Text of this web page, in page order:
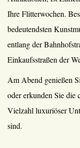
Ihre Flitterwochen.
bedeutendsten
entlang der
Einkaufsstraßen der
Am Abend genießen
oder erkunden Sie die
Vielzahl luxuriöser
sind.